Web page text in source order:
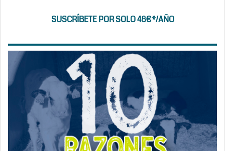
SUSCRÍBETE POR SOLO 48€*/AÑO